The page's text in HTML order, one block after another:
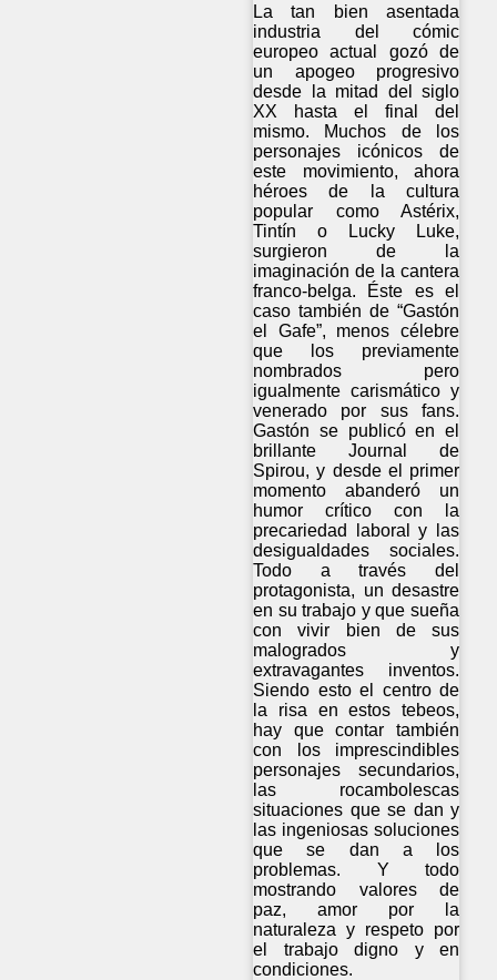
La tan bien asentada
industria del cómic
europeo actual gozó de
un apogeo progresivo
desde la mitad del siglo
XX hasta el final del
mismo. Muchos de los
personajes icónicos de
este movimiento, ahora
héroes de la cultura
popular como Astérix,
Tintín o Lucky Luke,
surgieron de la
imaginación de la cantera
franco-belga. Éste es el
caso también de “Gastón
el Gafe”, menos célebre
que los previamente
nombrados pero
igualmente carismático y
venerado por sus fans.
Gastón se publicó en el
brillante Journal de
Spirou, y desde el primer
momento abanderó un
humor crítico con la
precariedad laboral y las
desigualdades sociales.
Todo a través del
protagonista, un desastre
en su trabajo y que sueña
con vivir bien de sus
malogrados y
extravagantes inventos.
Siendo esto el centro de
la risa en estos tebeos,
hay que contar también
con los imprescindibles
personajes secundarios,
las rocambolescas
situaciones que se dan y
las ingeniosas soluciones
que se dan a los
problemas. Y todo
mostrando valores de
paz, amor por la
naturaleza y respeto por
el trabajo digno y en
condiciones.